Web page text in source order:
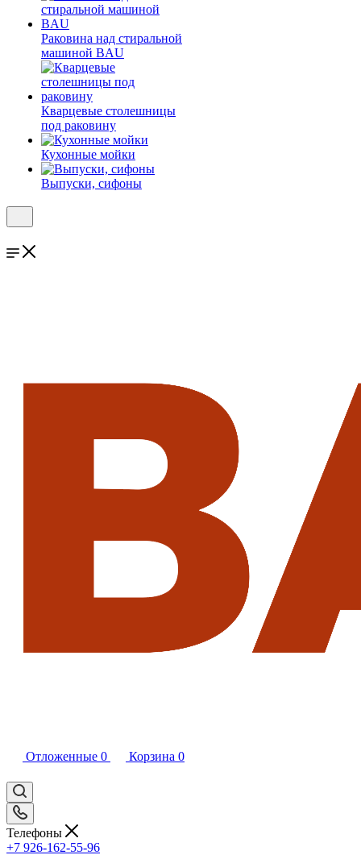
Раковина над стиральной
машиной BAU
Кварцевые столешницы
под раковину
Кухонные мойки
Выпуски, сифоны
Отложенные 0 Корзина 0
Телефоны
+7 926-162-55-96